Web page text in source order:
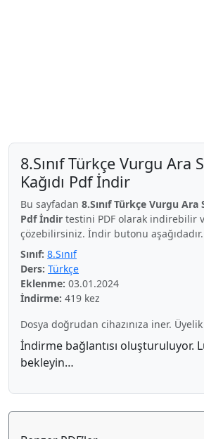
8.Sınıf Türkçe Vurgu Ara
Kağıdı Pdf İndir
Bu sayfadan 8.Sınıf Türkçe Vurgu Ara
Pdf İndir testini PDF olarak indirebilir
çözebilirsiniz. İndir butonu aşağıdadır.
Sınıf: 8.Sınıf
Ders: Türkçe
Eklenme: 03.01.2024
İndirme: 419 kez
Dosya doğrudan cihazınıza iner.
İndirme bağlantısı oluşturuluyor.
bekleyin…